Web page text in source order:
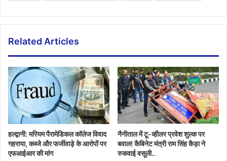
Related Articles
हल्द्वानी: मरियम पैरामेडिकल कॉलेज विवाद
गहराया, कब्जे और फर्जीवाड़े के आरोपों पर
एफआईआर की मांग
नैनीताल में टू-व्हीलर प्रवेश शुल्क पर
बवाल! कैबिनेट मंत्री राम सिंह कैड़ा ने
रुकवाई वसूली..